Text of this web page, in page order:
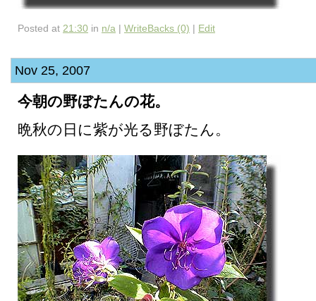
Posted at 21:30 in n/a | WriteBacks (0) | Edit
Nov 25, 2007
今朝の野ぼたんの花。
晩秋の日に紫が光る野ぼたん。